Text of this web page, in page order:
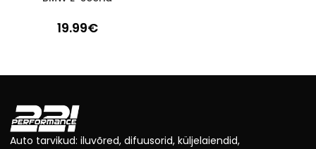
19.99€
Auto tarvikud: iluvõred, difuusorid, küljelaiendid,